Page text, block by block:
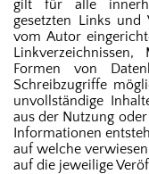
gilt für alle
gesetzten Links
vom Autor
Formen von
Schreibzugriffe
unvollständige
aus der Nutzung
Informationen
auf welche
auf die jeweilige